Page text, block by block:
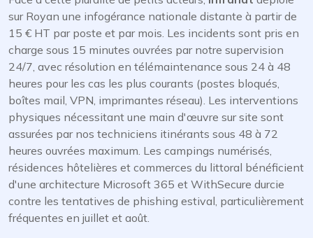
sur Royan une infogérance nationale distante à partir de
15 € HT par poste et par mois. Les incidents sont pris en
charge sous 15 minutes ouvrées par notre supervision
24/7, avec résolution en télémaintenance sous 24 à 48
heures pour les cas les plus courants (postes bloqués,
boîtes mail, VPN, imprimantes réseau). Les interventions
physiques nécessitant une main d'œuvre sur site sont
assurées par nos techniciens itinérants sous 48 à 72
heures ouvrées maximum. Les campings numérisés,
résidences hôtelières et commerces du littoral bénéficient
d'une architecture Microsoft 365 et WithSecure durcie
contre les tentatives de phishing estival, particulièrement
fréquentes en juillet et août.